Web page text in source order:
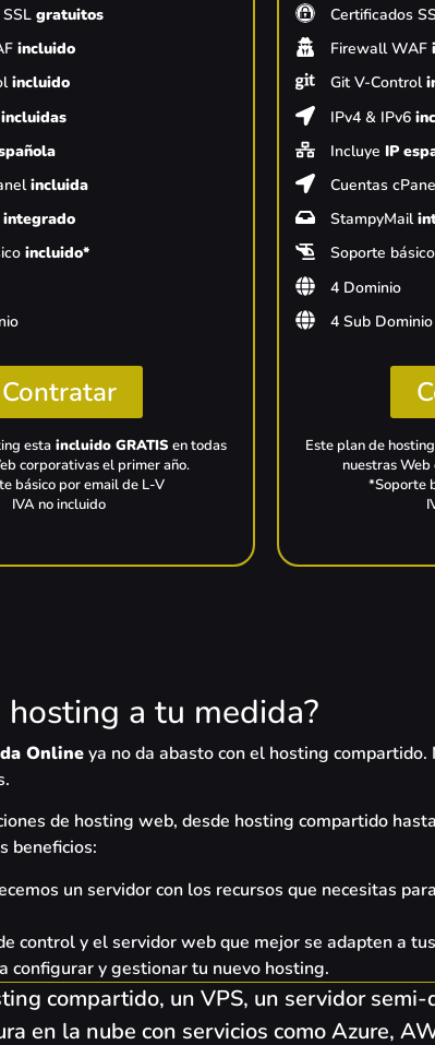
SSLgratuitos
incluido
incluido
incluidas
incluida
integrado
incluido*
Contratar
esta incluido GRATIS en todas
corporativas el primer año.
básico por email de L-V
IVA no incluido
Certificados
Firewall WAF
Git V-Control
IPv4 & IPv6
Incluye IP
Cuentas
StampyMail
Soporte
4 Dominio
4 Sub Dominio
Este plan de
nuestras
*Soporte
hosting a tu medida?
Onlineya no da abasto con el hosting
de hosting web, desde hosting compartido
beneficios:
un servidor con los recursos que necesitas
control y el servidor web que mejor se adapten a
configurar y gestionar tu nuevo hosting.
compartido, un VPS, un servidor
en la nube con servicios como Azure,